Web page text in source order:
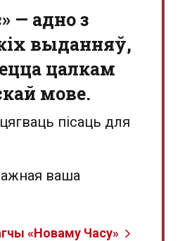
— адно з
выданняў,
цалкам
мове.
пісаць для
ваша
«Новаму Часу»